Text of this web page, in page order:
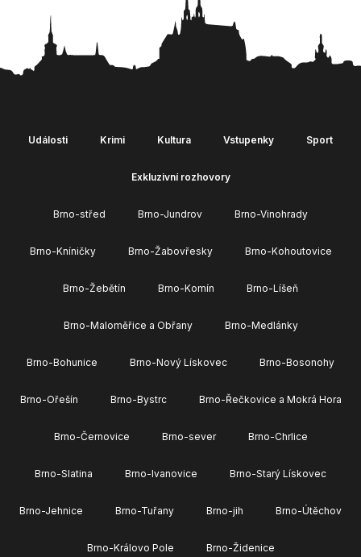
Události Krimi Kultura Vstupenky Sport
Exkluzivní rozhovory
Brno-střed Brno-Jundrov Brno-Vinohrady
Brno-Kníničky Brno-Žabovřesky Brno-Kohoutovice
Brno-Žebětín Brno-Komín Brno-Líšeň
Brno-Maloměřice a Obřany Brno-Medlánky
Brno-Bohunice Brno-Nový Lískovec Brno-Bosonohy
Brno-Ořešín Brno-Bystrc Brno-Řečkovice a Mokrá Hora
Brno-Černovice Brno-sever Brno-Chrlice
Brno-Slatina Brno-Ivanovice Brno-Starý Lískovec
Brno-Jehnice Brno-Tuřany Brno-jih Brno-Útěchov
Brno-Královo Pole Brno-Židenice